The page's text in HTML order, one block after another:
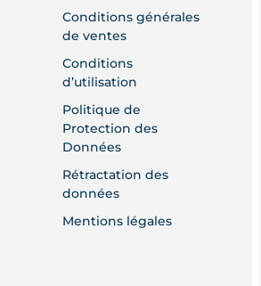
Conditions générales
de ventes
Conditions
d’utilisation
Politique de
Protection des
Données
Rétractation des
données
Mentions légales